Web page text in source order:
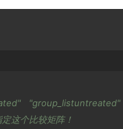
"group_listuntreated"
这个比较矩阵！